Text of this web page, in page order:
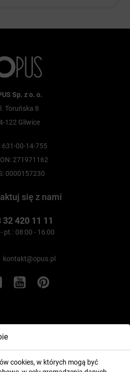
cookies, w których mogą być
Sp. z o. o.
Toruńska 8
122 Gliwice
631-00-14-755
271971162
0000157230
się z nami
32 420 11 11
pt.: 08:00 - 16:00
kontakt@opus.pl